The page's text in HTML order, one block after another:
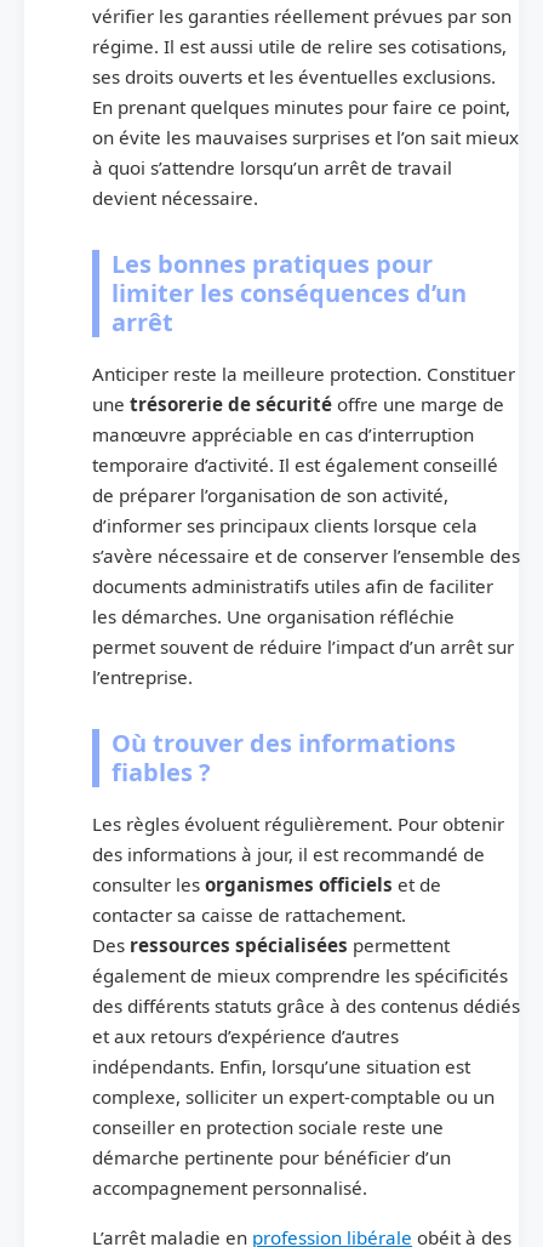
vérifier les garanties réellement prévues par son
régime. Il est aussi utile de relire ses cotisations,
ses droits ouverts et les éventuelles exclusions.
En prenant quelques minutes pour faire ce point,
on évite les mauvaises surprises et l’on sait mieux
à quoi s’attendre lorsqu’un arrêt de travail
devient nécessaire.
Les bonnes pratiques pour
limiter les conséquences d’un
arrêt
Anticiper reste la meilleure protection. Constituer
une trésorerie de sécurité offre une marge de
manœuvre appréciable en cas d’interruption
temporaire d’activité. Il est également conseillé
de préparer l’organisation de son activité,
d’informer ses principaux clients lorsque cela
s’avère nécessaire et de conserver l’ensemble des
documents administratifs utiles afin de faciliter
les démarches. Une organisation réfléchie
permet souvent de réduire l’impact d’un arrêt sur
l’entreprise.
Où trouver des informations
fiables ?
Les règles évoluent régulièrement. Pour obtenir
des informations à jour, il est recommandé de
consulter les organismes officiels et de
contacter sa caisse de rattachement.
Des ressources spécialisées permettent
également de mieux comprendre les spécificités
des différents statuts grâce à des contenus dédiés
et aux retours d’expérience d’autres
indépendants. Enfin, lorsqu’une situation est
complexe, solliciter un expert-comptable ou un
conseiller en protection sociale reste une
démarche pertinente pour bénéficier d’un
accompagnement personnalisé.
L’arrêt maladie en profession libérale obéit à des